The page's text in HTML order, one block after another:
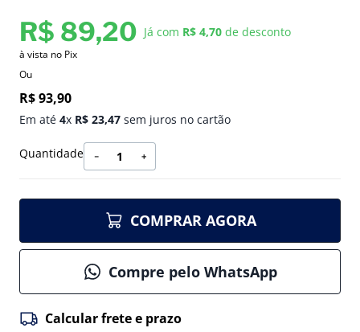
R$ 89,20 Já com R$ 4,70 de desconto
à vista no Pix
Ou
R$93,90
Em até 4x R$ 23,47 sem juros no cartão
Quantidade ＋
－
COMPRAR AGORA
Compre pelo WhatsApp